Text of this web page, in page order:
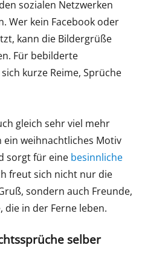
sozialen Netzwerken
Wer kein Facebook oder
kann die Bildergrüße
Für bebilderte
kurze Reime, Sprüche
gleich sehr viel mehr
weihnachtliches Motiv
sorgt für eine besinnliche
freut sich nicht nur die
sondern auch Freunde,
die in der Ferne leben.
selber